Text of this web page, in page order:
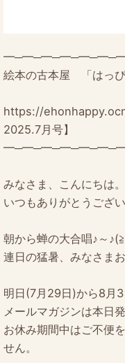
絵本の古本屋 「はっ
https://
2025.7月号】
みなさま、こんにちは
いつもありがとうござい
朝から蝉の大合唱♪～
連日の猛暑、みなさま
明日(7月29日)から8月
メールマガジンは本日
お休み期間中はご不便
せん。